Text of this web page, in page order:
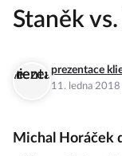
Staněk
prezentace
11. ledna 2018
Michal Horáček